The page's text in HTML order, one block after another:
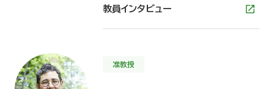
教員インタビュー
准教授